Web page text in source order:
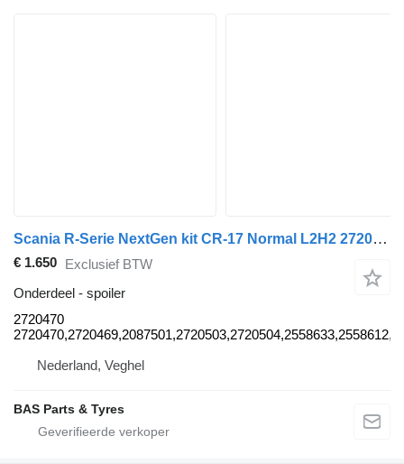
Scania R-Serie NextGen kit CR-17 Normal L2H2 2720470 spoiler voor Scania R-Serie NextGen vrachtwagen
€ 1.650 Exclusief BTW
Onderdeel - spoiler
2720470
Nederland, Veghel
BAS Parts & Tyres